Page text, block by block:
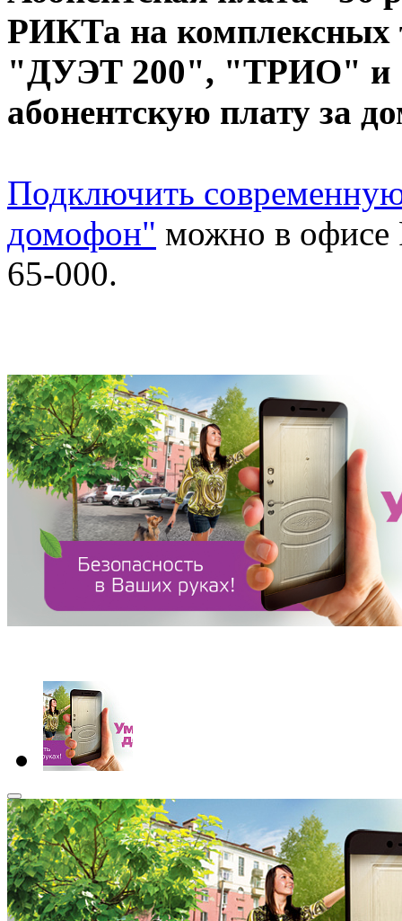
РИКТа на
"ДУЭТ 200", "ТРИО" и
абонентскую плату за
Подключить
домофон" можно в офисе
65-000.